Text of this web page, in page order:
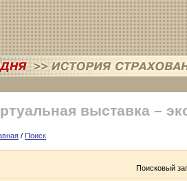
выставка –
/ Поиск
Поисковый